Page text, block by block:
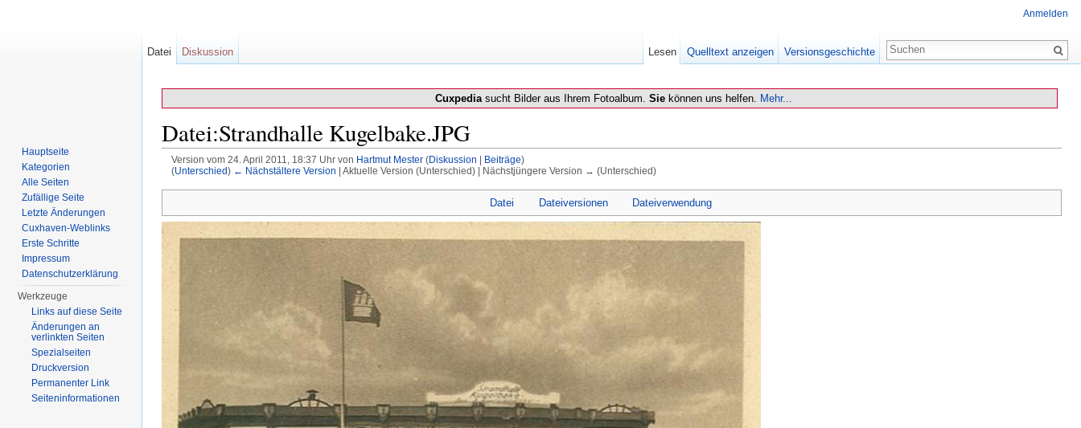
Cuxpediasucht Bilder aus Ihrem Fotoalbum. Sie können uns helfen. Mehr...
Datei:Strandhalle Kugelbake.JPG
Version vom 24. April 2011, 18:37 Uhr von Hartmut Mester (Diskussion | Beiträge)
(Unterschied) ← Nächstältere Version | Aktuelle Version (Unterschied) | Nächstjüngere Version → (Unterschied)
Datei Dateiversionen Dateiverwendung
Anmelden
Datei Diskussion Lesen Quelltext anzeigen Versionsgeschichte
Hauptseite
Kategorien
Alle Seiten
Zufällige Seite
Letzte Änderungen
Cuxhaven-Weblinks
Erste Schritte
Impressum
Datenschutzerklärung
Werkzeuge
Links auf diese Seite
Änderungen an
verlinkten Seiten
Spezialseiten
Druckversion
Permanenter Link
Seiten­informationen